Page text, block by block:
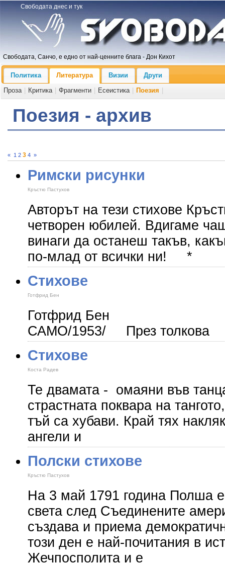
Свободата днес и тук
Свободата, Санчо, е едно от най-ценните блага - Дон Кихот
Политика Литература Визии
Други
Проза
Критика Фрагменти Есеистика Поезия
Поезия - архив
« 1 2 3 4 »
Римски рисунки
Кръстю Пастухов
Авторът на тези стихове
четворен юбилей. Вдигаме
винаги да останеш такъв,
по-млад от всички ни! *
Стихове
Готфрид Бен
Готфрид Бен
САМО/1953/ През толкова
Стихове
Коста Радев
Те двамата - омаяни във
страстната поквара на
тъй са хубави. Край тях
ангели и
Полски стихове
Кръстю Пастухов
На 3 май 1791 година Полша
света след Съединените
създава и приема
този ден е най-почитания в
Жечпосполита и е